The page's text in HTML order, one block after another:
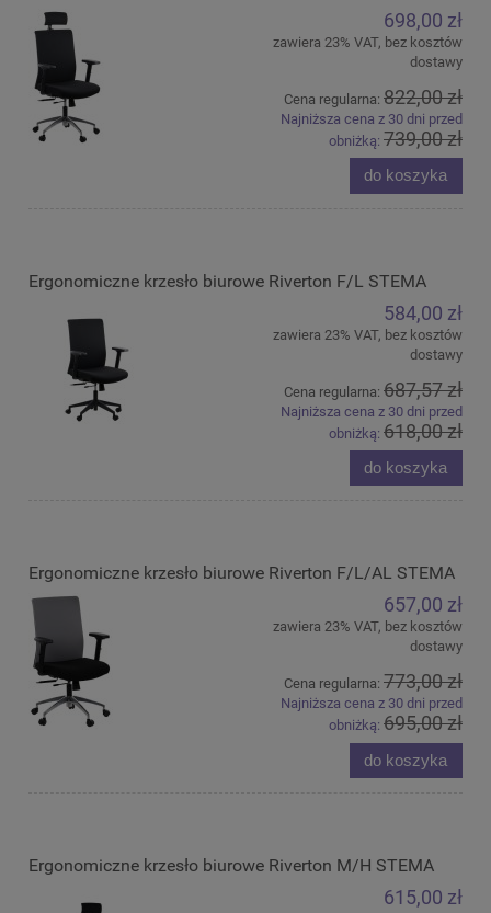
698,00 zł
zawiera 23% VAT, bez kosztów
dostawy
Cena regularna: 822,00 zł
Najniższa cena z 30 dni przed
obniżką: 739,00 zł
do koszyka
Ergonomiczne krzesło biurowe Riverton F/L STEMA
584,00 zł
zawiera 23% VAT, bez kosztów
dostawy
Cena regularna: 687,57 zł
Najniższa cena z 30 dni przed
obniżką: 618,00 zł
do koszyka
Ergonomiczne krzesło biurowe Riverton F/L/AL STEMA
657,00 zł
zawiera 23% VAT, bez kosztów
dostawy
Cena regularna: 773,00 zł
Najniższa cena z 30 dni przed
obniżką: 695,00 zł
do koszyka
Ergonomiczne krzesło biurowe Riverton M/H STEMA
615,00 zł